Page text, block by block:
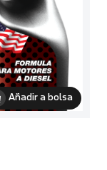
Añadir a bolsa